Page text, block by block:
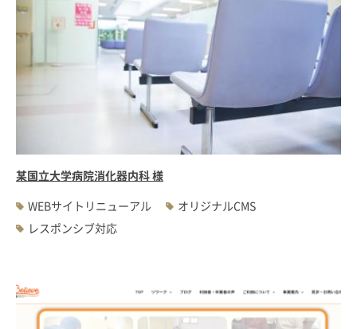
某国立大学病院消化器内科 様
WEBサイトリニューアル
オリジナルCMS
レスポンシブ対応